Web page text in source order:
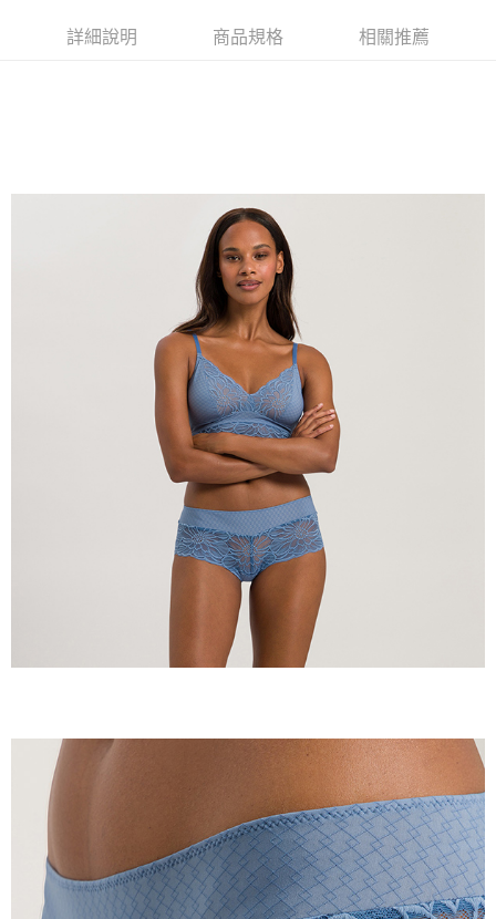
詳細說明 商品規格 相關推薦